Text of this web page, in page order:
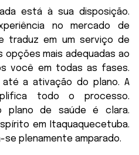
está à sua disposição.
no mercado de
traduz em um serviço de
opções mais adequadas ao
você em todas as fases.
até a ativação do plano. A
todo o processo.
plano de saúde é clara.
em Itaquaquecetuba.
plenamente amparado.